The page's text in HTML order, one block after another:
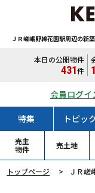
ＪＲ嵯峨野線花園駅周辺の新
本日の公開物件
431件
会員ログイ
特集 トピッ
売主
物件
売土地
トップページ ＪＲ嵯